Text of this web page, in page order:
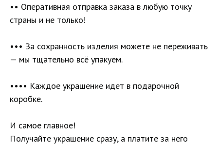
•• Оперативная отправка заказа в любую точку
страны и не только!
••• За сохранность изделия можете не переживать
— мы тщательно всё упакуем.
•••• Каждое украшение идет в подарочной
коробке.
И самое главное!
Получайте украшение сразу, а платите за него